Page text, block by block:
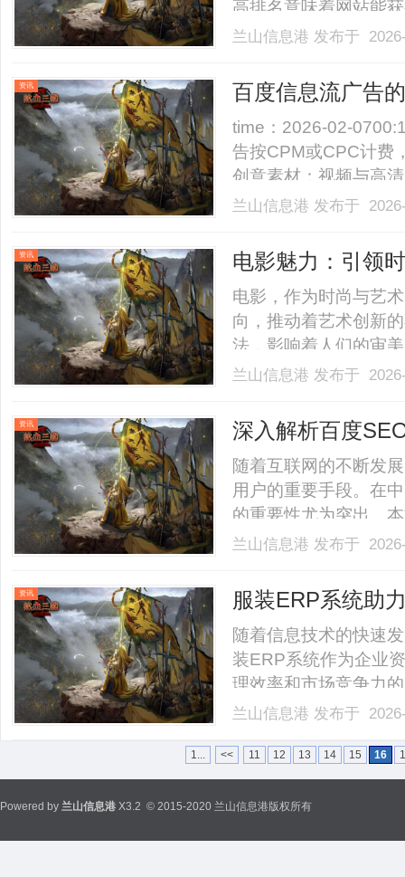
高排名意味着网站能
户，有效降低获客成
截了用户的注意力，
兰山信息港 发布于
资讯 百度信息流广告
time：2026-02-
告按CPM或CPC计费
创意素材：视频与高
户兴趣与互动。运用
智能出价模式，系统
兰山信息港 发布于
资讯 电影魅力：引领
电影，作为时尚与艺
向，推动着艺术创新
法，影响着人们的审
灵感来源。要知道暗
https://
兰山信息港 发布于
资讯 深入解析百度
随着互联网的不断发
用户的重要手段。在
的重要性尤为突出。
和营销人员提升网站
度搜索时输入的词语
兰山信息港 发布于
资讯 服装ERP系统助
随着信息技术的快速
装ERP系统作为企业
理效率和市场竞争力
企业对供应链的全面
理。通过服装ERP系
兰山信息港 发布于
1... << 11 12 13 14 15 16
Powered by 兰山信息港 X3.2 © 2015-2020 兰山信息港版权所有